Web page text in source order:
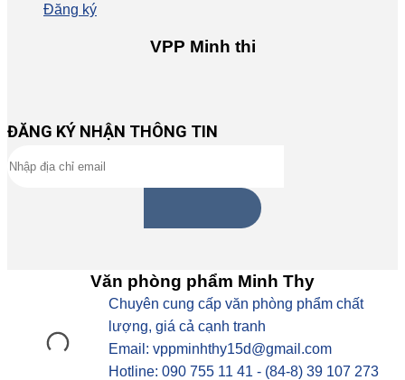
Đăng ký
VPP Minh thi
ĐĂNG KÝ NHẬN THÔNG TIN
Văn phòng phẩm Minh Thy
Chuyên cung cấp văn phòng phẩm chất
lượng, giá cả cạnh tranh
Email: vppminhthy15d@gmail.com
Hotline: 090 755 11 41 - (84-8) 39 107 273